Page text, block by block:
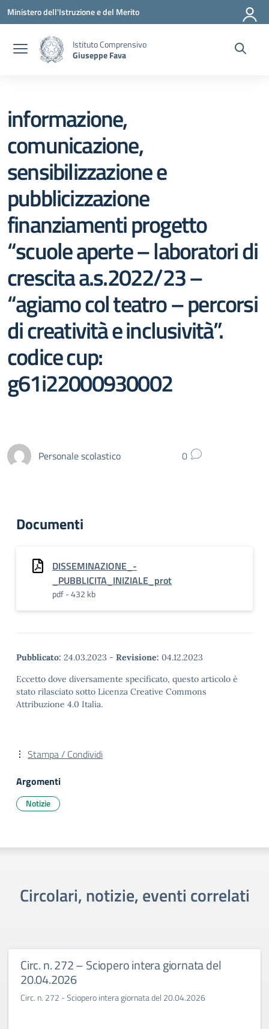
Vai ai contenuti
Vai al menu di navigazione
Vai al footer
Ministero dell'Istruzione e del Merito
Istituto Comprensivo
Giuseppe Fava
informazione,
comunicazione,
sensibilizzazione e
pubblicizzazione
finanziamenti progetto
“scuole aperte – laboratori di
crescita a.s.2022/23 –
“agiamo col teatro – percorsi
di creatività e inclusività”.
codice cup:
g61i22000930002
Personale scolastico 0
Documenti
DISSEMINAZIONE_-
_PUBBLICITA_INIZIALE_prot
pdf - 432 kb
Pubblicato: 24.03.2023 - Revisione: 04.12.2023
Eccetto dove diversamente specificato, questo articolo è
stato rilasciato sotto Licenza Creative Commons
Attribuzione 4.0 Italia.
Stampa / Condividi
Argomenti
Notizie
Circolari, notizie, eventi correlati
Circ. n. 272 – Sciopero intera giornata del
20.04.2026
Circ. n. 272 - Sciopero intera giornata del 20.04.2026